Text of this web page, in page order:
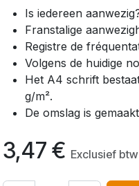
Is iedereen
Franstalige
Registre de
Volgens de huidige
Het A4 schrift
g/m².
De omslag is
3,47 € Exclusief btw